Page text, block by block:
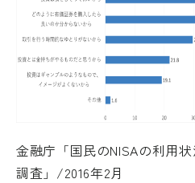
金融庁「国民のNISAの利用
調査」/2016年2月